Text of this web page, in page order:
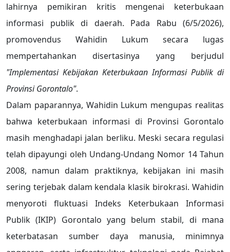
lahirnya pemikiran kritis mengenai keterbukaan
informasi publik di daerah. Pada Rabu (6/5/2026),
promovendus Wahidin Lukum secara lugas
mempertahankan disertasinya yang berjudul
"Implementasi Kebijakan Keterbukaan Informasi Publik di
Provinsi Gorontalo".
Dalam paparannya, Wahidin Lukum mengupas realitas
bahwa keterbukaan informasi di Provinsi Gorontalo
masih menghadapi jalan berliku. Meski secara regulasi
telah dipayungi oleh Undang-Undang Nomor 14 Tahun
2008, namun dalam praktiknya, kebijakan ini masih
sering terjebak dalam kendala klasik birokrasi. Wahidin
menyoroti fluktuasi Indeks Keterbukaan Informasi
Publik (IKIP) Gorontalo yang belum stabil, di mana
keterbatasan sumber daya manusia, minimnya